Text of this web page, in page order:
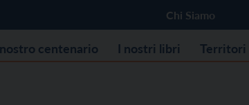
Chi Siamo
centenario I nostri libri Territori